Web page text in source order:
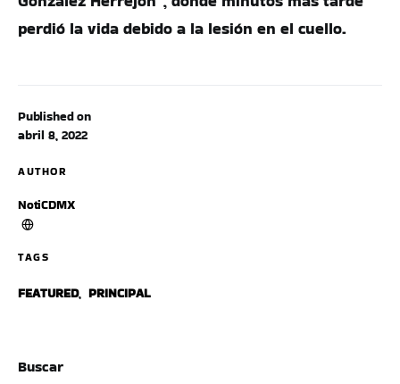
Published on
abril 8, 2022
AUTHOR
NotiCDMX
TAGS
FEATURED, PRINCIPAL
perdió la vida debido a la lesión en el cuello.
Buscar